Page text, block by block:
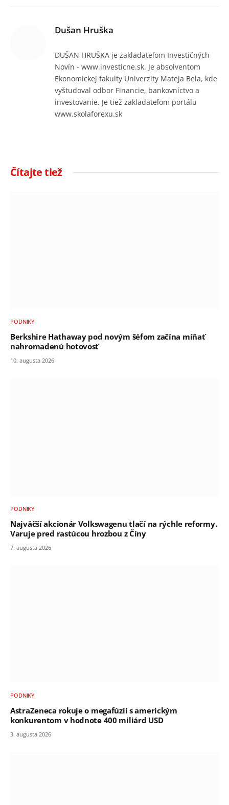
Dušan Hruška
DUŠAN HRUŠKA je zakladateľom Investičných
Novín - www.investicne.sk. Je absolventom
Ekonomickej fakulty Univerzity Mateja Bela, kde
vyštudoval odbor Financie, bankovníctvo a
investovanie. Je tiež zakladateľom portálu
www.skolaforexu.sk
Čítajte tiež
PODNIKY
Berkshire Hathaway pod novým šéfom začína míňať
nahromadenú hotovosť
10. augusta 2026
PODNIKY
Najväčší akcionár Volkswagenu tlačí na rýchle reformy.
Varuje pred rastúcou hrozbou z Číny
7. augusta 2026
PODNIKY
AstraZeneca rokuje o megafúzii s americkým
konkurentom v hodnote 400 miliárd USD
3. augusta 2026